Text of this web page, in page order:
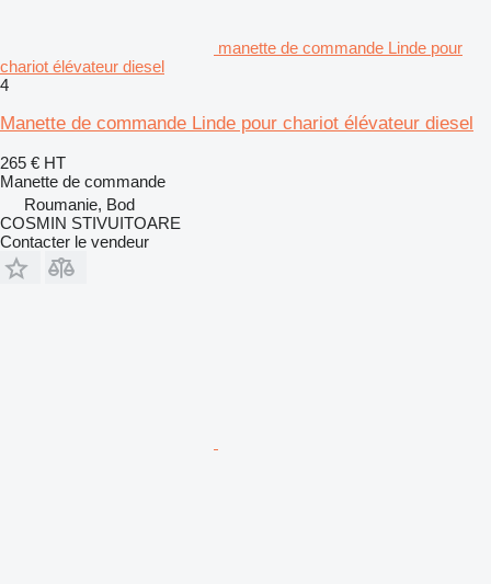
manette de commande Linde pour
chariot élévateur diesel
4
Manette de commande Linde pour chariot élévateur diesel
265 € HT
Manette de commande
Roumanie, Bod
COSMIN STIVUITOARE
Contacter le vendeur